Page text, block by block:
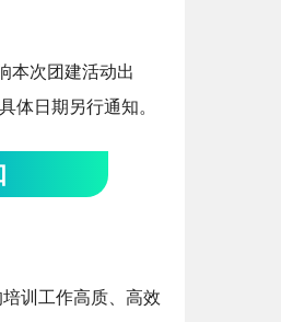
本次团建活动出
体日期另行通知。
训工作高质、高效